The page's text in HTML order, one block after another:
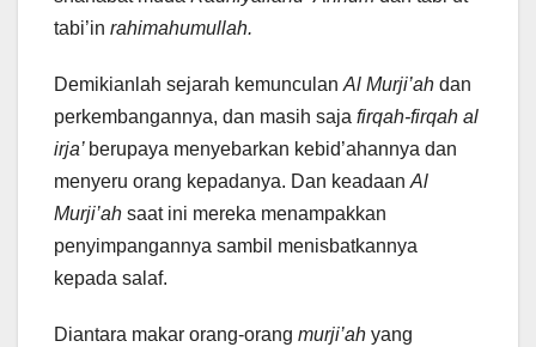
tabi’in rahimahumullah.
Demikianlah sejarah kemunculan Al Murji’ah dan
perkembangannya, dan masih saja firqah-firqah al
irja’ berupaya menyebarkan kebid’ahannya dan
menyeru orang kepadanya. Dan keadaan Al
Murji’ah saat ini mereka menampakkan
penyimpangannya sambil menisbatkannya
kepada salaf.
Diantara makar orang-orang murji’ah yang